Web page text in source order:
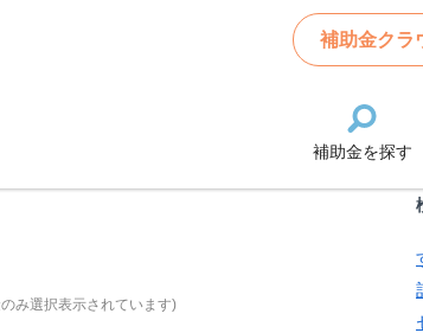
補助金クラ
補助金を探す
み選択表示されています)